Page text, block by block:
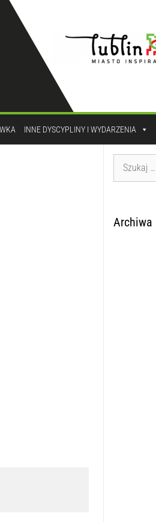
INNE DYSCYPLINY I WYDARZENIA
Archiwa